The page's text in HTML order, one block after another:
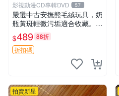
影視動漫CD專輯DVD 57
嚴選中古安撫熊毛絨玩具，奶
瓶黃斑輕微污垢適合收藏。默
認兩日發貨，全國快遞隨機派
送。 成色如圖可放心購買，
輕微瑕疵和臟污不影響使用。
安撫熊 中古玩偶 毛
$489 88折
折扣碼
拍賣新星